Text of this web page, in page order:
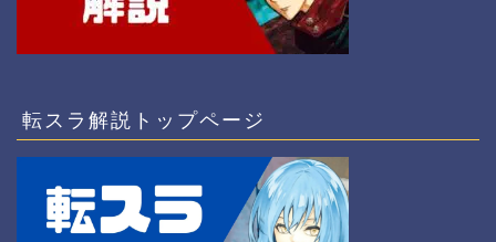
転スラ解説トップページ